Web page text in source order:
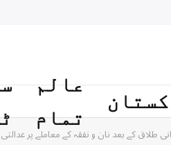
عالم
تمام
کے بعد نان و نفقہ کے معاملے پر